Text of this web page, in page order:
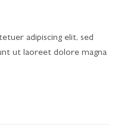
adipiscing elit, sed
ut laoreet dolore magna